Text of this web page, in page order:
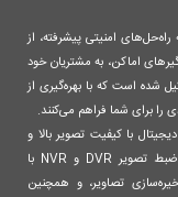
راه‌حل‌های امنیتی پیشرفته، از
اماکن، به مشتریان خود
شده است که با بهره‌گیری از
را برای شما فراهم می‌کنند.
با کیفیت تصویر بالا و
قابلیت دید در شب برای نظارت 24 ساعته، دستگاه‌های ضبط تصویر DVR و NVR با
تصاویر، و همچنین